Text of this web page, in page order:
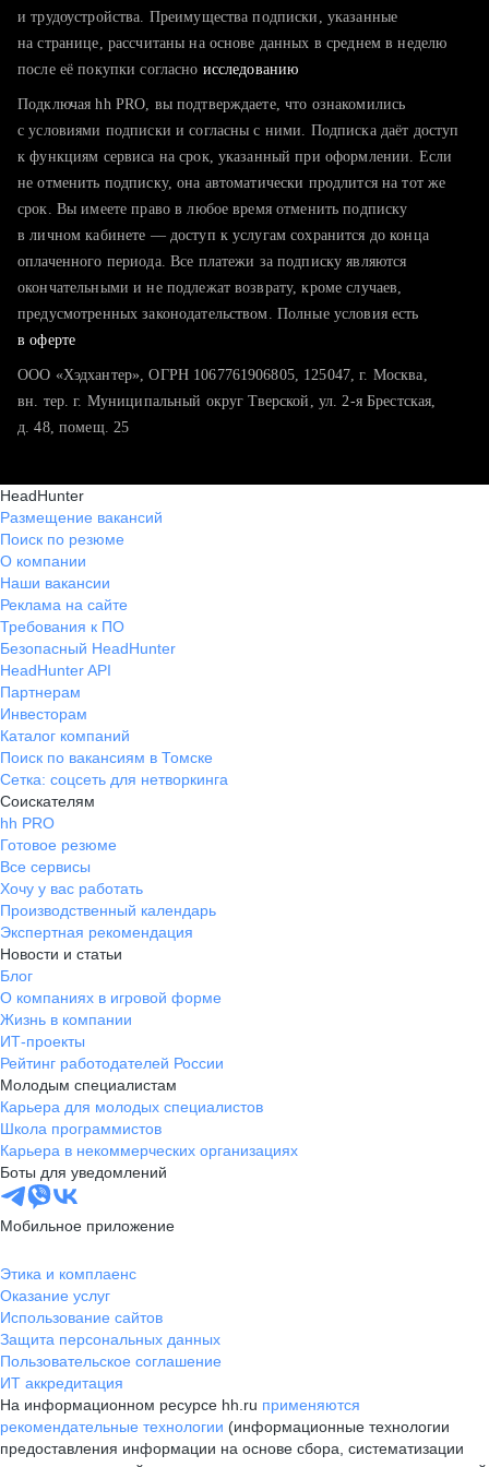
тратите много времени на поиск и вручную поднимаете
хотите сравнить себя с конкурентами и оценить шансы
и трудоустройства. Преимущества подписки, указанные
на странице, рассчитаны на основе данных в среднем в неделю
после её покупки согласно исследованию
Подключая hh PRO, вы подтверждаете, что ознакомились
с условиями подписки и согласны с ними. Подписка даёт доступ
к функциям сервиса на срок, указанный при оформлении. Если
не отменить подписку, она автоматически продлится на тот же
срок. Вы имеете право в любое время отменить подписку
в личном кабинете — доступ к услугам сохранится до конца
оплаченного периода. Все платежи за подписку являются
окончательными и не подлежат возврату, кроме случаев,
предусмотренных законодательством. Полные условия есть
в оферте
ООО «Хэдхантер», ОГРН 1067761906805, 125047, г. Москва,
вн. тер. г. Муниципальный округ Тверской, ул. 2-я Брестская,
д. 48, помещ. 25
HeadHunter
Размещение вакансий
Поиск по резюме
О компании
Наши вакансии
Реклама на сайте
Требования к ПО
Безопасный HeadHunter
HeadHunter API
Партнерам
Инвесторам
Каталог компаний
Поиск по вакансиям в Томске
Сетка: соцсеть для нетворкинга
Соискателям
hh PRO
Готовое резюме
Все сервисы
Хочу у вас работать
Производственный календарь
Экспертная рекомендация
Новости и статьи
Блог
О компаниях в игровой форме
Жизнь в компании
ИТ-проекты
Рейтинг работодателей России
Молодым специалистам
Карьера для молодых специалистов
Школа программистов
Карьера в некоммерческих организациях
Боты для уведомлений
Мобильное приложение
Этика и комплаенс
Оказание услуг
Использование сайтов
Защита персональных данных
Пользовательское соглашение
ИТ аккредитация
На информационном ресурсе hh.ru применяются
рекомендательные технологии (информационные технологии
предоставления информации на основе сбора, систематизации